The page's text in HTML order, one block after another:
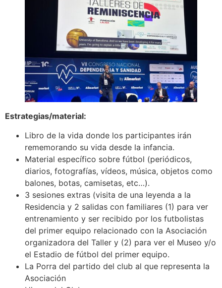
Estrategias/material:
Libro de la vida donde los participantes irán
rememorando su vida desde la infancia.
Material específico sobre fútbol (periódicos,
diarios, fotografías, vídeos, música, objetos como
balones, botas, camisetas, etc…).
3 sesiones extras (visita de una leyenda a la
Residencia y 2 salidas con familiares (1) para ver
entrenamiento y ser recibido por los futbolistas
del primer equipo relacionado con la Asociación
organizadora del Taller y (2) para ver el Museo y/o
el Estadio de fútbol del primer equipo.
La Porra del partido del club al que representa la
Asociación